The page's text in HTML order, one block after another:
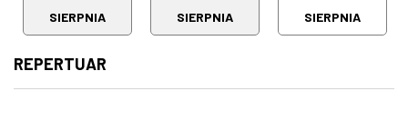
SIERPNIA SIERPNIA SIERPNIA
REPERTUAR